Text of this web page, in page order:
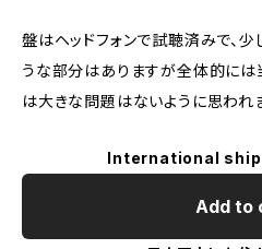
盤はヘッドフォンで試聴済みで、
うな部分はありますが全体的には
は大きな問題はないように思われ
International
Add to